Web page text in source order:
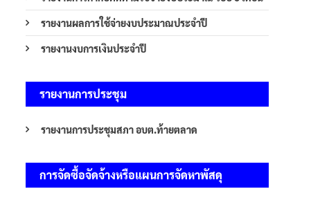
รายงานผลการใช้จ่ายงบประมาณประจำปี
รายงานงบการเงินประจำปี
รายงานการประชุม
รายงานการประชุมสภา อบต.ท้ายตลาด
การจัดซื้อจัดจ้างหรือแผนการจัดหาพัสดุ